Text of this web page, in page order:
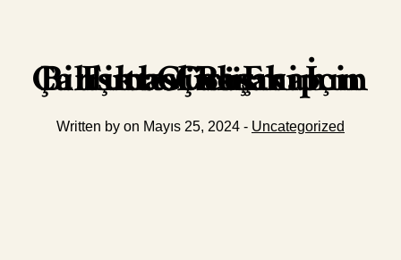
Futbol ve Ekip Çalışması Başarı İçin Birlikte Çalışmanın Gücü
Written by on Mayıs 25, 2024 - Uncategorized